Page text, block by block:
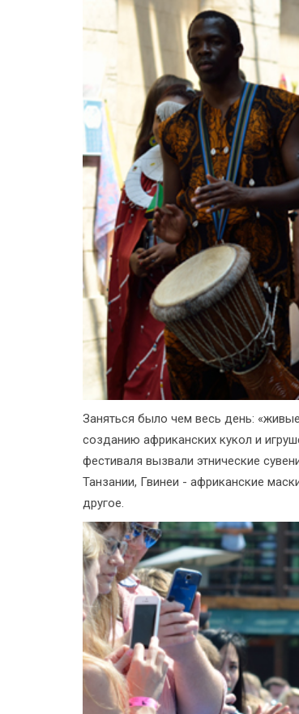
Заняться было чем весь день:
созданию африканских кукол и
фестиваля вызвали этнические
Танзании, Гвинеи - африканские
другое.